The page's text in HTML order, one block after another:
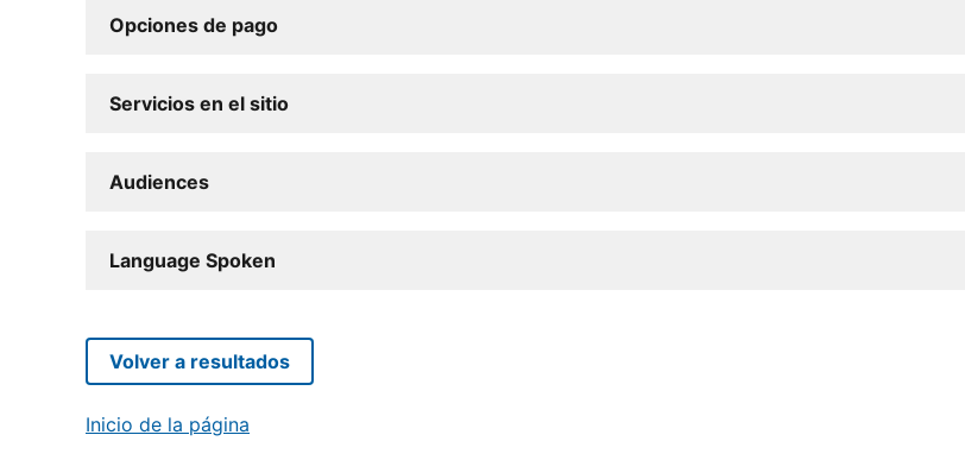
Opciones de pago
Servicios en el sitio
Audiences
Language Spoken
Volver a resultados
Inicio de la página